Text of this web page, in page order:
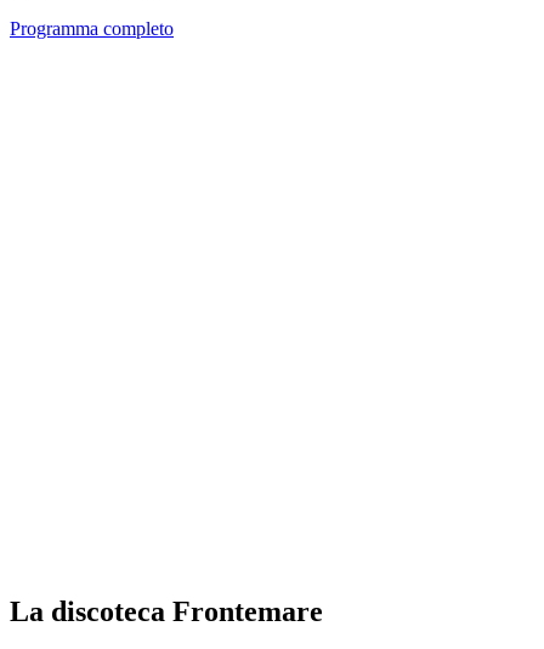
Programma completo
La discoteca Frontemare